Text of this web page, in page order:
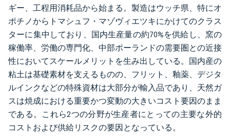
ギー、工程用消耗品から始まる。製造はウッチ県、特にオ
ポチノからトマシュフ・マゾヴィエツキにかけてのクラス
ターに集中しており、国内生産量の約70%を供給し、窯の
稼働率、労働の専門化、中部ポーランドの需要圏との近接
性においてスケールメリットを生み出している。国内産の
粘土は基礎素材を支えるものの、フリット、釉薬、デジタ
ルインクなどの特殊資材は大部分が輸入品であり、天然ガ
スは焼成における重要かつ変動の大きいコスト要因のまま
である。これら2つの分野が生産者にとっての主要な外的
コストおよび供給リスクの要因となっている。